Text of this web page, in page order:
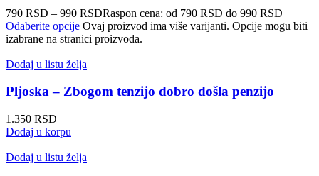
790 RSD – 990 RSDRaspon cena: od 790 RSD do 990 RSD
Odaberite opcije Ovaj proizvod ima više varijanti. Opcije mogu biti
izabrane na stranici proizvoda.
Dodaj u listu želja
Pljoska – Zbogom tenzijo dobro došla penzijo
1.350 RSD
Dodaj u korpu
Dodaj u listu želja